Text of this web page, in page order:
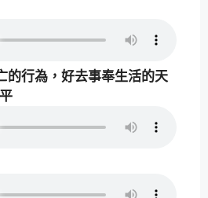
的行為，好去事奉生活的天